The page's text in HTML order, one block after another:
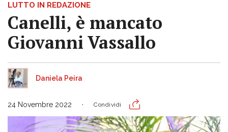
LUTTO IN REDAZIONE
Canelli, è mancato
Giovanni Vassallo
Daniela Peira
24 Novembre 2022 Condividi